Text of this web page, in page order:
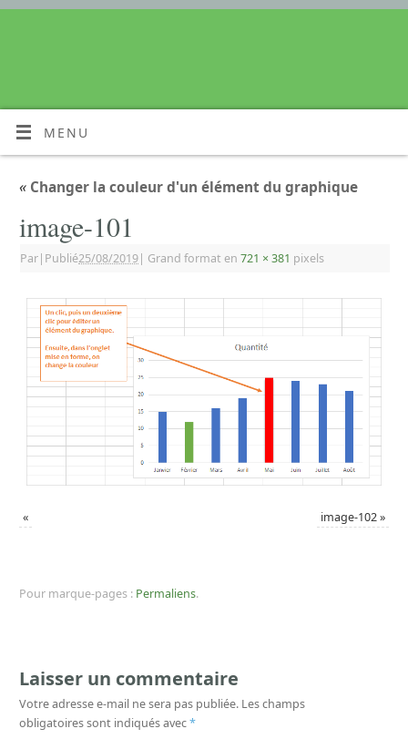
MENU
« Changer la couleur d'un élément du graphique
image-101
Par| Publié25/08/2019| Grand format en 721 × 381 pixels
« image-102»
Pour marque-pages : Permaliens.
Laisser un commentaire
Votre adresse e-mail ne sera pas publiée. Les champs
obligatoires sont indiqués avec*